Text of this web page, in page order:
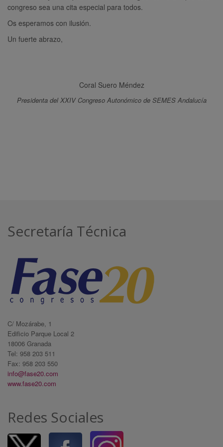
congreso sea una cita especial para todos.
Os esperamos con ilusión.
Un fuerte abrazo,
Coral Suero Méndez
Presidenta del XXIV Congreso Autonómico de SEMES Andalucía
Secretaría Técnica
C/ Mozárabe, 1
Edificio Parque Local 2
18006 Granada
Tel: 958 203 511
Fax: 958 203 550
info@fase20.com
www.fase20.com
Redes Sociales